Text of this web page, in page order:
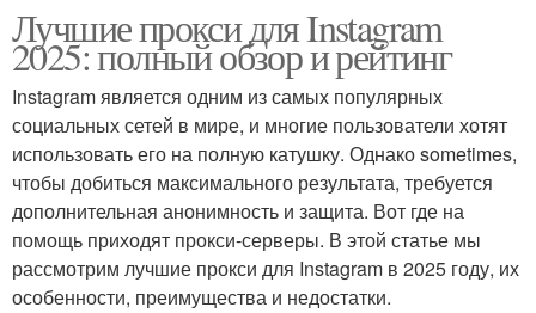
Лучшие прокси для Instagram
2025: полный обзор и рейтинг
Instagram является одним из самых популярных
социальных сетей в мире, и многие пользователи хотят
использовать его на полную катушку. Однако sometimes,
чтобы добиться максимального результата, требуется
дополнительная анонимность и защита. Вот где на
помощь приходят прокси-серверы. В этой статье мы
рассмотрим лучшие прокси для Instagram в 2025 году, их
особенности, преимущества и недостатки.